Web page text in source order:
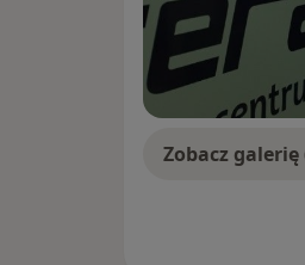
Zobacz galerię